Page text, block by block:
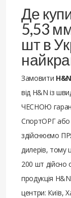
Де
5,53
шт в
Замовити
від H&N із
ЧЕСНОЮ
СпортОРГ або
здійснюємо
дилерів, тому
200 шт дійсно
продукція
центри: Київ,